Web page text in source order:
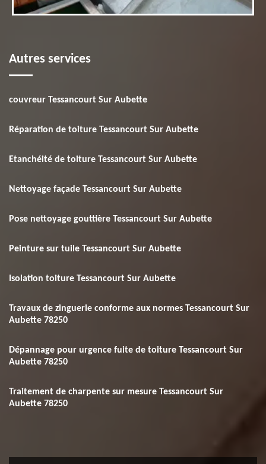
Autres services
couvreur Tessancourt Sur Aubette
Réparation de toiture Tessancourt Sur Aubette
Etanchéité de toiture Tessancourt Sur Aubette
Nettoyage façade Tessancourt Sur Aubette
Pose nettoyage gouttière Tessancourt Sur Aubette
Peinture sur tuile Tessancourt Sur Aubette
Isolation toiture Tessancourt Sur Aubette
Travaux de zinguerie conforme aux normes Tessancourt Sur
Aubette 78250
Dépannage pour urgence fuite de toiture Tessancourt Sur
Aubette 78250
Traitement de charpente sur mesure Tessancourt Sur
Aubette 78250